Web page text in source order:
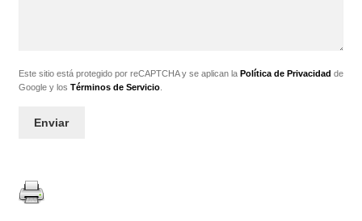
Este sitio está protegido por reCAPTCHA y se aplican la Política de Privacidad de
Google y los Términos de Servicio.